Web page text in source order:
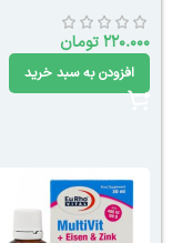
220.000تومان
افزودن به سبد خرید